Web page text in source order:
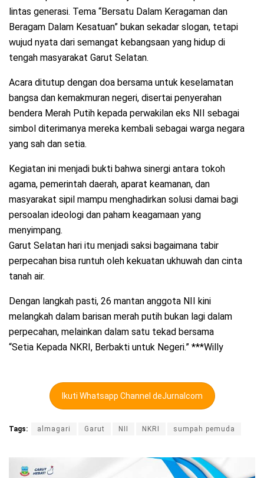
lintas generasi. Tema “Bersatu Dalam Keragaman dan
Beragam Dalam Kesatuan” bukan sekadar slogan, tetapi
wujud nyata dari semangat kebangsaan yang hidup di
tengah masyarakat Garut Selatan.
Acara ditutup dengan doa bersama untuk keselamatan
bangsa dan kemakmuran negeri, disertai penyerahan
bendera Merah Putih kepada perwakilan eks NII sebagai
simbol diterimanya mereka kembali sebagai warga negara
yang sah dan setia.
Kegiatan ini menjadi bukti bahwa sinergi antara tokoh
agama, pemerintah daerah, aparat keamanan, dan
masyarakat sipil mampu menghadirkan solusi damai bagi
persoalan ideologi dan paham keagamaan yang
menyimpang.
Garut Selatan hari itu menjadi saksi bagaimana tabir
perpecahan bisa runtuh oleh kekuatan ukhuwah dan cinta
tanah air.
Dengan langkah pasti, 26 mantan anggota NII kini
melangkah dalam barisan merah putih bukan lagi dalam
perpecahan, melainkan dalam satu tekad bersama
“Setia Kepada NKRI, Berbakti untuk Negeri.” ***Willy
Ikuti Whatsapp Channel deJurnalcom
Tags: almagari Garut NII NKRI sumpah pemuda